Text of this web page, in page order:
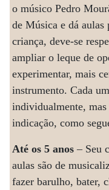
o músico Pedro
de Música e dá aulas
criança, deve-se
ampliar o leque de
experimentar, mais
instrumento. Cada
individualmente, mas
indicação, como
Até os 5 anos – Seu
aulas são de
fazer barulho, bater,